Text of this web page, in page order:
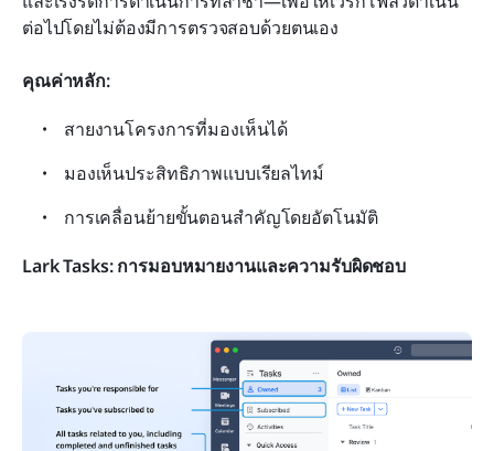
ต่อไปโดยไม่ต้องมีการตรวจสอบด้วยตนเอง
คุณค่าหลัก:
สายงานโครงการที่มองเห็นได้
มองเห็นประสิทธิภาพแบบเรียลไทม์
การเคลื่อนย้ายขั้นตอนสำคัญโดยอัตโนมัติ
Lark Tasks: การมอบหมายงานและความรับผิดชอบ